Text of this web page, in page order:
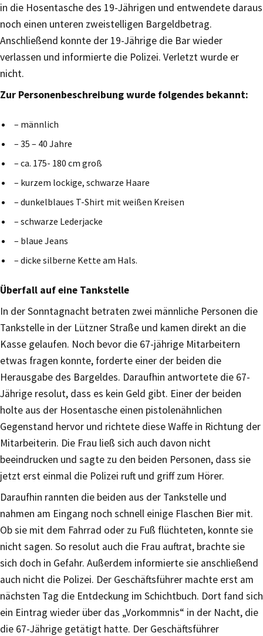
in die Hosentasche des 19-Jährigen und entwendete daraus
noch einen unteren zweistelligen Bargeldbetrag.
Anschließend konnte der 19-Jährige die Bar wieder
verlassen und informierte die Polizei. Verletzt wurde er
nicht.
Zur Personenbeschreibung wurde folgendes bekannt:
– männlich
– 35 – 40 Jahre
– ca. 175- 180 cm groß
– kurzem lockige, schwarze Haare
– dunkelblaues T-Shirt mit weißen Kreisen
– schwarze Lederjacke
– blaue Jeans
– dicke silberne Kette am Hals.
Überfall auf eine Tankstelle
In der Sonntagnacht betraten zwei männliche Personen die
Tankstelle in der Lützner Straße und kamen direkt an die
Kasse gelaufen. Noch bevor die 67-jährige Mitarbeitern
etwas fragen konnte, forderte einer der beiden die
Herausgabe des Bargeldes. Daraufhin antwortete die 67-
Jährige resolut, dass es kein Geld gibt. Einer der beiden
holte aus der Hosentasche einen pistolenähnlichen
Gegenstand hervor und richtete diese Waffe in Richtung der
Mitarbeiterin. Die Frau ließ sich auch davon nicht
beeindrucken und sagte zu den beiden Personen, dass sie
jetzt erst einmal die Polizei ruft und griff zum Hörer.
Daraufhin rannten die beiden aus der Tankstelle und
nahmen am Eingang noch schnell einige Flaschen Bier mit.
Ob sie mit dem Fahrrad oder zu Fuß flüchteten, konnte sie
nicht sagen. So resolut auch die Frau auftrat, brachte sie
sich doch in Gefahr. Außerdem informierte sie anschließend
auch nicht die Polizei. Der Geschäftsführer machte erst am
nächsten Tag die Entdeckung im Schichtbuch. Dort fand sich
ein Eintrag wieder über das „Vorkommnis“ in der Nacht, die
die 67-Jährige getätigt hatte. Der Geschäftsführer